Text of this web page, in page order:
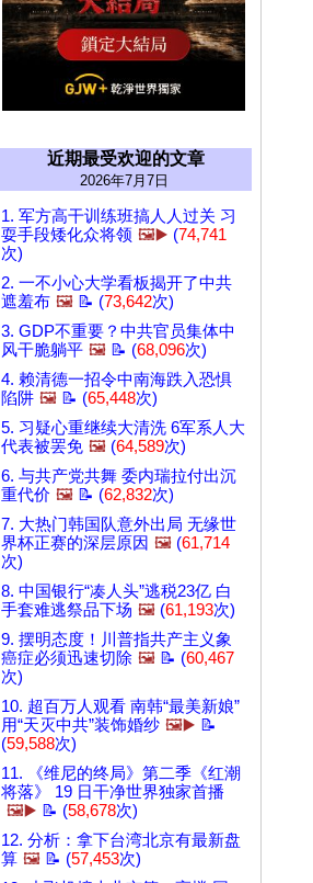
近期最受欢迎的文章
2026年7月7日
1. 军方高干训练班搞人人过关 习
耍手段矮化众将领 🖼️▶️ (74,741
次)
2. 一不小心大学看板揭开了中共
遮羞布 🖼️ 📝 (73,642次)
3. GDP不重要？中共官员集体中
风干脆躺平 🖼️ 📝 (68,096次)
4. 赖清德一招令中南海跌入恐惧
陷阱 🖼️ 📝 (65,448次)
5. 习疑心重继续大清洗 6军系人大
代表被罢免 🖼️ (64,589次)
6. 与共产党共舞 委内瑞拉付出沉
重代价 🖼️ 📝 (62,832次)
7. 大热门韩国队意外出局 无缘世
界杯正赛的深层原因 🖼️ (61,714
次)
8. 中国银行“凑人头”逃税23亿 白
手套难逃祭品下场 🖼️ (61,193次)
9. 摆明态度！川普指共产主义象
癌症必须迅速切除 🖼️ 📝 (60,467
次)
10. 超百万人观看 南韩“最美新娘”
用“天灭中共”装饰婚纱 🖼️▶️ 📝
(59,588次)
11. 《维尼的终局》第二季《红潮
将落》 19 日干净世界独家首播
🖼️▶️ 📝 (58,678次)
12. 分析：拿下台湾北京有最新盘
算 🖼️ 📝 (57,453次)